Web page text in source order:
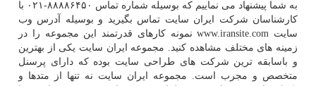
به شما پیشنهاد می نماییم كه بوسیله شماره تماس ۸۸۸۸۶۴۵۰-۰۲۱ با
كارشناسان شركت ایران سایت تماس بگیرید و بوسیله آدرس وب
سایت www.iransite.com نمونه كارهای قدرتمند این مجموعه را در
زمینه های مختلف مشاهده كنید. مجموعه ایران سایت یكی از بهترین
و باسابقه ترین شركت های طراحی سایت بوده كه دارای پرسنل
متخصص و مجرب است. مجموعه ایران سایت نه تنها از متدها و